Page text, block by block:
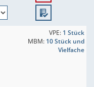
VPE: 1 Stück
MBM: 10 Stück und
Vielfache